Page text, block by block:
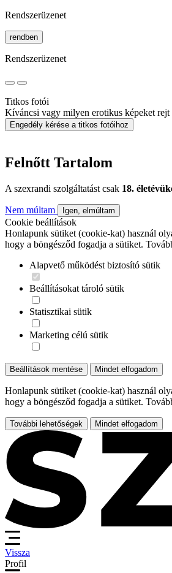
Rendszerüzenet
rendben
Rendszerüzenet
Titkos fotói
Kíváncsi vagy milyen erotikus képeket rejt
Engedély kérése a titkos fotóihoz
Felnőtt Tartalom
A szexrandi szolgáltatást csak 18.
Nem múltam Igen, elmúltam
Cookie beállítások
Honlapunk sütiket (cookie-kat) használ
hogy a böngésződ fogadja a sütiket.
Alapvető működést biztosító sütik
Beállításokat tároló sütik
Statisztikai sütik
Marketing célú sütik
Beállítások mentése Mindet elfogadom
Honlapunk sütiket (cookie-kat) használ
hogy a böngésződ fogadja a sütiket.
További lehetőségek Mindet elfogadom
Vissza
Profil